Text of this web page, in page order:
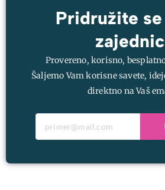
Pridružite se
Provereno, korisno,
Šaljemo Vam korisne savete,
direktno na Vaš